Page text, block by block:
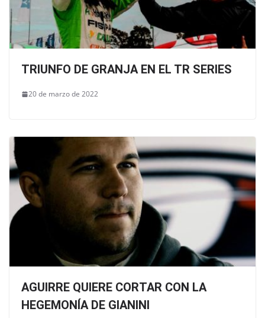
TRIUNFO DE GRANJA EN EL TR SERIES
20 de marzo de 2022
AGUIRRE QUIERE CORTAR CON LA
HEGEMONÍA DE GIANINI